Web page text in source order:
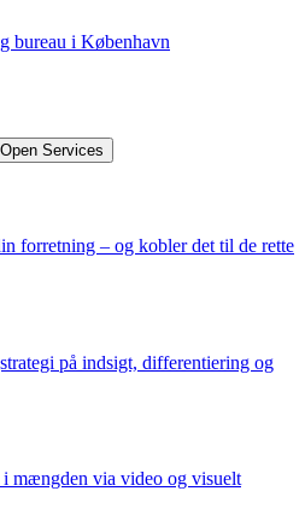
Open Services
forretning – og kobler det til de rette
på indsigt, differentiering og
mængden via video og visuelt